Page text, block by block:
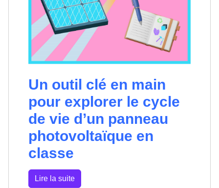
Un outil clé en main
pour explorer le cycle
de vie d’un panneau
photovoltaïque en
classe
Lire la suite